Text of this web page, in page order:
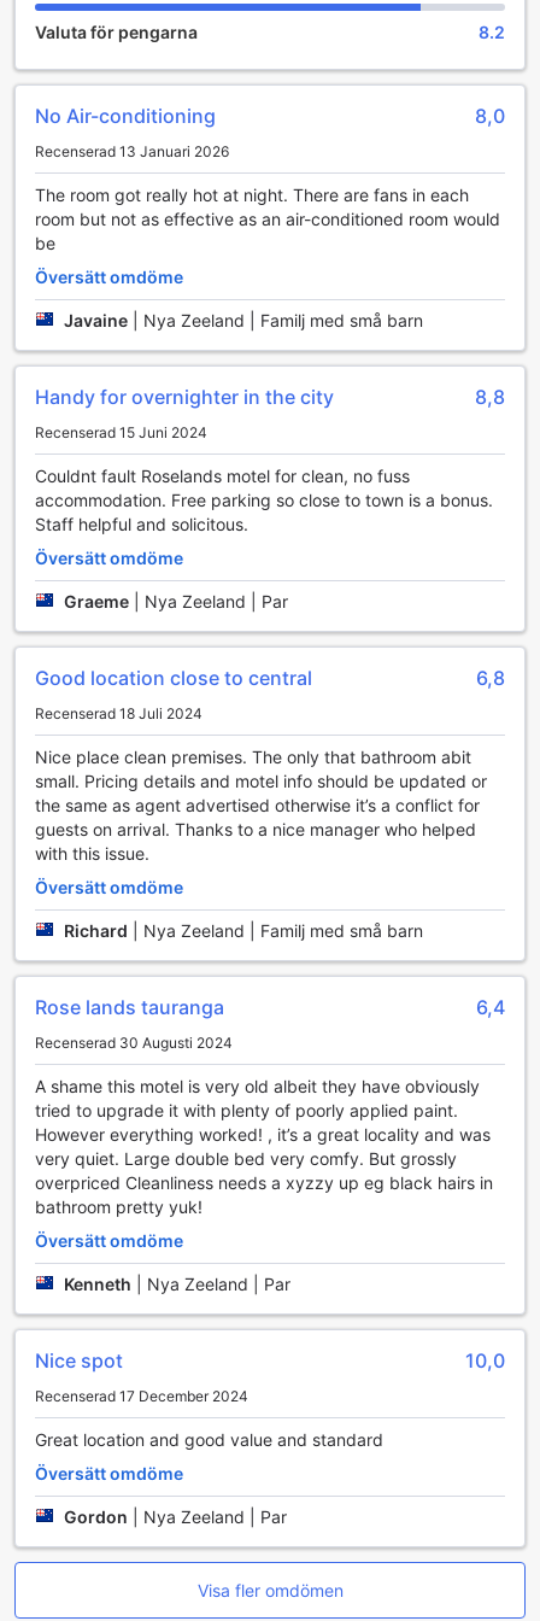
möjlighet att upptäcka den naturliga skönheten i Tauranga.
Trädgården är utrustad med bekväma sittgrupper där du
kan slå dig ner med en bok eller bara njuta av den friska
För dem som söker lite mer aktivitet erbjuder trädgården
också utrymme för spel och sociala sammankomster. Här
och skapa minnen tillsammans. Oavsett om du vill ha en
lugn stund för dig själv eller en livlig samling med nära och
kära, så är Roselands Motels trädgård en idealisk plats för
Bekvämlighetsfaciliteter på Roselands Motel
Roselands Motel erbjuder en rad bekvämlighetsfaciliteter
minnesvärd. Med gratis Wi-Fi i alla rum och offentliga
områden kan du enkelt hålla kontakten med nära och kära
eller planera dina äventyr i området. För dem som reser
med mycket bagage eller behöver extra hjälp, erbjuder
motellet bagageförvaring och express in- och utcheckning,
vilket gör att du kan fokusera på att njuta av din resa utan
onödig stress.
För att säkerställa att du alltid har en ren och fräsch miljö
att återvända till, erbjuder Roselands Motel daglig städning
speciellt, kan du alltid vända dig till den hjälpsamma
concierge-tjänsten, som är redo att assistera dig med allt
önskar en avskild plats att njuta av en cigarett, finns det en
säkerhetsfack för att skydda dina värdesaker, vilket ger
dig en extra trygghet under din vistelse.
Transportmöjligheter på Roselands Motel
Roselands Motel i Tauranga erbjuder en rad bekväma
transportfaciliteter som gör din vistelse både smidig och
avkopplande. Med en effektiv flygplatstransfer kan du
enkelt ta dig till och från Tauranga Airport, vilket sparar tid
utforska den vackra omgivningen, erbjuder motellet även
guidade turer som gör det möjligt att upptäcka lokala
sevärdheter utan krångel.
För att ytterligare underlätta din vistelse erbjuder
Roselands Motel valetparkering och en rymlig
parkeringsplats på plats, helt gratis. Detta innebär att du
kan parkera din bil bekvämt och utan extra kostnad, vilket
är en stor fördel för bilburna gäster. Dessutom finns det en
shuttle service tillgänglig för att ta dig till olika destinationer
i området, samt biljettservice för att göra det enkelt att
boka aktiviteter och attraktioner. Med dessa
transportmöjligheter är Roselands Motel det perfekta valet
för både affärsresenärer och semesterfirare.
Motel
Roselands Motel erbjuder en oas av komfort och
avkoppling med sina välutrustade rum. Varje rum är
utrustat med en modern TV med satellit- och kabelkanaler,
vilket ger dig möjlighet att njuta av inhouse-filmer under din
vistelse. För att göra din tid ännu mer avkopplande finns
efter en lång dag av utforskande. Rummen är designade
med mörkläggningsgardiner för att säkerställa en god natts
sömn, oavsett tid på dygnet.
Valuta för pengarna 8.2
No Air-conditioning 8,0
Recenserad 13 Januari 2026
The room got really hot at night. There are fans in each
room but not as effective as an air-conditioned room would
be
Översätt omdöme
Javaine Nya Zeeland | Familj med små barn
Handy for overnighter in the city 8,8
Recenserad 15 Juni 2024
Couldnt fault Roselands motel for clean, no fuss
accommodation. Free parking so close to town is a bonus.
Staff helpful and solicitous.
Översätt omdöme
Graeme Nya Zeeland | Par
Good location close to central 6,8
Recenserad 18 Juli 2024
Nice place clean premises. The only that bathroom abit
small. Pricing details and motel info should be updated or
the same as agent advertised otherwise it’s a conflict for
guests on arrival. Thanks to a nice manager who helped
with this issue.
Översätt omdöme
Richard Nya Zeeland | Familj med små barn
Rose lands tauranga 6,4
Recenserad 30 Augusti 2024
A shame this motel is very old albeit they have obviously
tried to upgrade it with plenty of poorly applied paint.
However everything worked! , it’s a great locality and was
very quiet. Large double bed very comfy. But grossly
overpriced Cleanliness needs a xyzzy up eg black hairs in
bathroom pretty yuk!
Översätt omdöme
Kenneth Nya Zeeland | Par
Nice spot 10,0
Recenserad 17 December 2024
Great location and good value and standard
Översätt omdöme
Gordon Nya Zeeland | Par
Visa fler omdömen